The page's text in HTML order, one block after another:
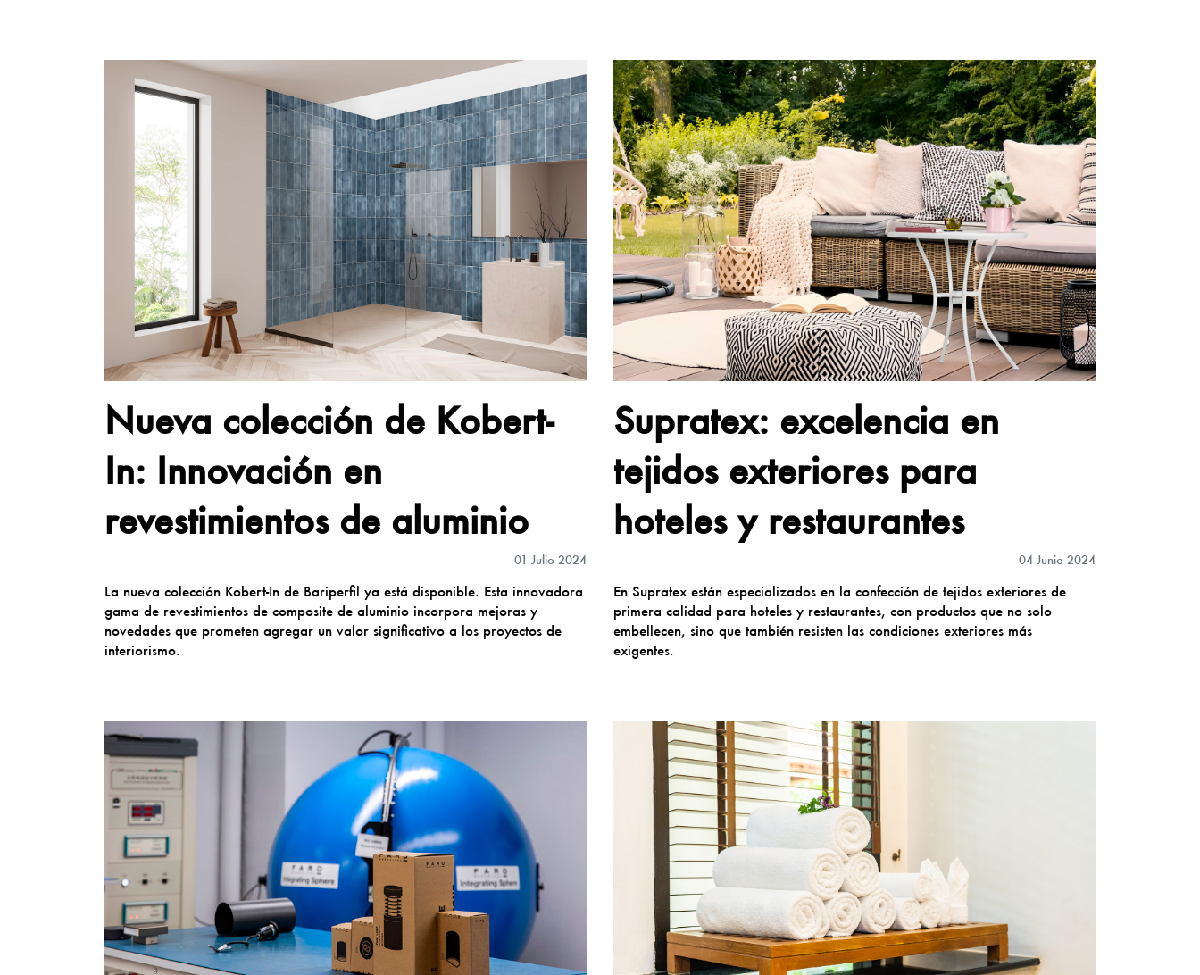
Nueva colección de Kobert-
In: Innovación en
revestimientos de aluminio
01 Julio 2024
La nueva colección Kobert-In de Bariperfil ya está disponible. Esta innovadora
gama de revestimientos de composite de aluminio incorpora mejoras y
novedades que prometen agregar un valor significativo a los proyectos de
interiorismo.
Supratex: excelencia en
tejidos exteriores para
hoteles y restaurantes
04 Junio 2024
En Supratex están especializados en la confección de tejidos exteriores de
primera calidad para hoteles y restaurantes, con productos que no solo
embellecen, sino que también resisten las condiciones exteriores más
exigentes.